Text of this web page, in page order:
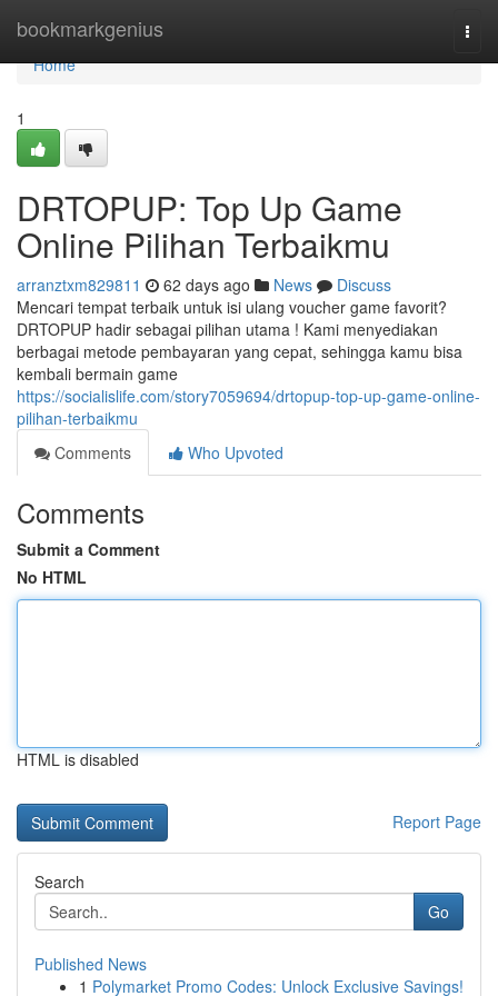
bookmarkgenius
Home
Home
1
DRTOPUP: Top Up Game
Online Pilihan Terbaikmu
arranztxm829811 62 days ago News
Discuss
Mencari tempat terbaik untuk isi ulang voucher game favorit?
DRTOPUP hadir sebagai pilihan utama ! Kami menyediakan
berbagai metode pembayaran yang cepat, sehingga kamu bisa
kembali bermain game
https://socialislife.com/story7059694/drtopup-top-up-game-online-
pilihan-terbaikmu
Comments
Who Upvoted
Comments
Submit a Comment
No HTML
HTML is disabled
Report Page
Search
Go
Published News
1 Polymarket Promo Codes: Unlock Exclusive Savings!